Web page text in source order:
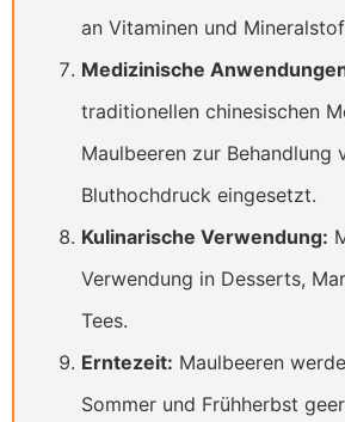
an Vitaminen und
Medizinische
traditionellen chinesischen
Maulbeeren zur Behandlung
Bluthochdruck eingesetzt.
Kulinarische Verwendung:
Verwendung in Desserts,
Tees.
Erntezeit: Maulbeeren
Sommer und Frühherbst